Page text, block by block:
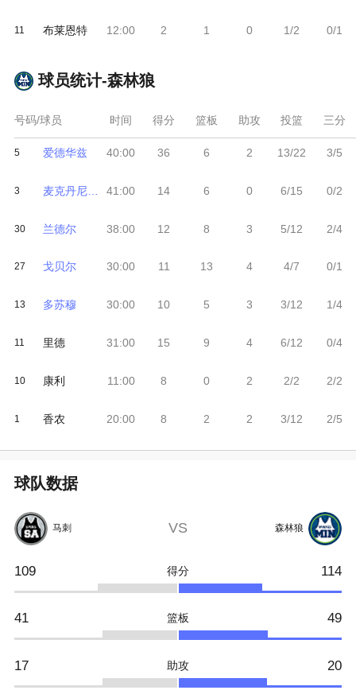
11 布莱恩特 12:00 2 1 0 1/2 0/1
球员统计-森林狼
号码/球员
5 爱德华兹
3 麦克丹尼尔斯
30 兰德尔
27 戈贝尔
13 多苏穆
11 里德
10 康利
1 香农
时间
40:00
41:00
38:00
30:00
30:00
31:00
11:00
20:00
得分
36
14
12
11
10
15
8
8
篮板
6
6
8
13
5
9
0
2
助攻
2
0
3
4
3
4
2
2
投篮
13/22
6/15
5/12
4/7
3/12
6/12
2/2
3/12
三分
3/5
0/2
2/4
0/1
1/4
0/4
2/2
2/5
球队数据
马刺 VS 森林狼
109 得分 114
41 篮板 49
17 助攻 20